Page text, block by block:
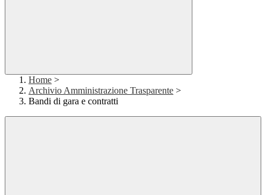
Home >
Archivio Amministrazione Trasparente >
Bandi di gara e contratti